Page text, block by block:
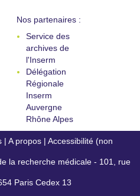
Nos partenaires :
Service des
archives de
l'Inserm
Délégation
Régionale
Inserm
Auvergne
Rhône Alpes
| A propos | Accessibilité (non
la recherche médicale - 101, rue
Paris Cedex 13